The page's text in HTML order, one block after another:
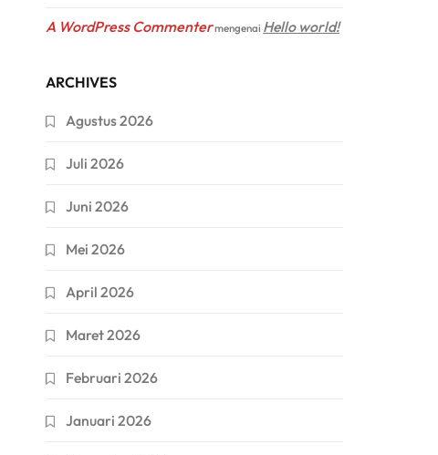
A WordPress Commentermengenai Hello world!
ARCHIVES
Agustus 2026
Juli 2026
Juni 2026
Mei 2026
April 2026
Maret 2026
Februari 2026
Januari 2026